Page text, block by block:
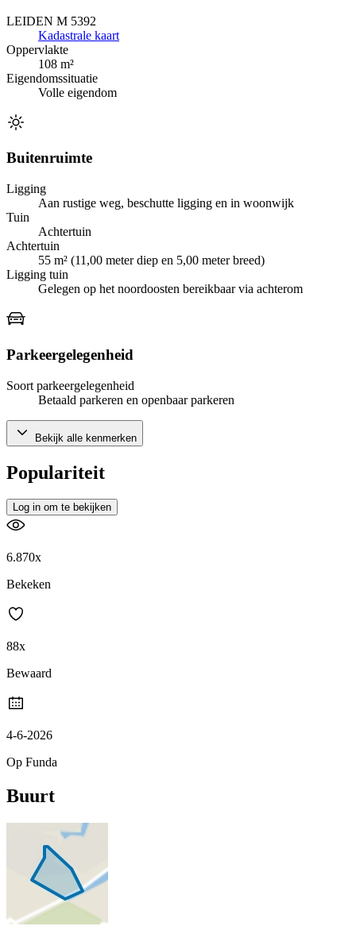
LEIDEN M 5392
Kadastrale kaart
Oppervlakte
108 m²
Eigendomssituatie
Volle eigendom
Buitenruimte
Ligging
Aan rustige weg, beschutte ligging en in woonwijk
Tuin
Achtertuin
Achtertuin
55 m² (11,00 meter diep en 5,00 meter breed)
Ligging tuin
Gelegen op het noordoosten bereikbaar via achterom
Parkeergelegenheid
Soort parkeergelegenheid
Betaald parkeren en openbaar parkeren
Bekijk alle kenmerken
Populariteit
Log in om te bekijken
6.870x
Bekeken
88x
Bewaard
4-6-2026
Op Funda
Buurt